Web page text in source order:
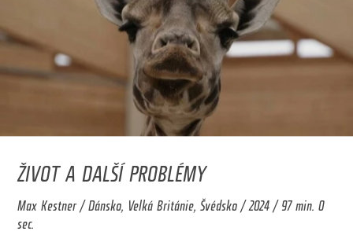
ŽIVOT A DALŠÍ PROBLÉMY
Max Kestner / Dánsko, Velká Británie, Švédsko / 2024 / 97 min. 0
sec.